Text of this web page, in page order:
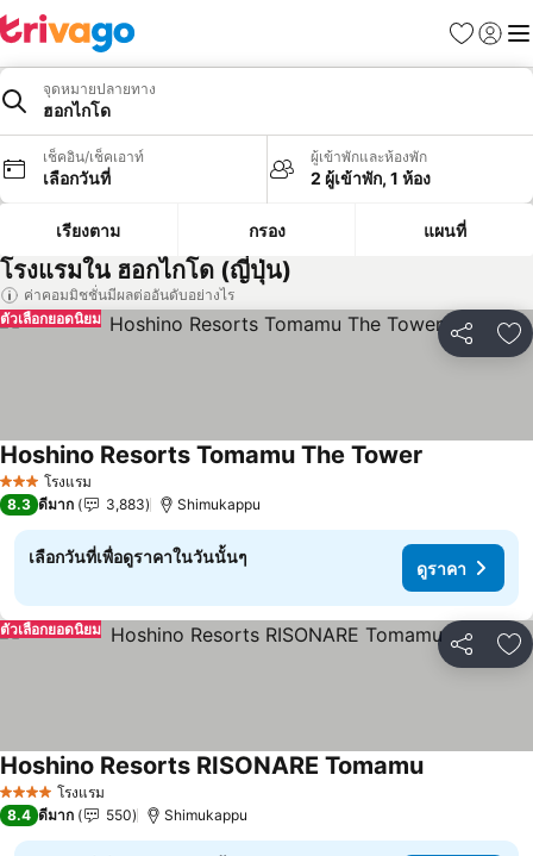
รายการโป
เข้าสู่ร
เมนู
จุดหมายปลายทาง
ฮอกไกโด
เช็คอิน/เช็คเอาท์
เลือกวันที่
ผู้เข้าพักและห้องพัก
2 ผู้เข้าพัก, 1 ห้อง
เรียงตาม กรอง แผนที่
โรงแรมใน ฮอกไกโด (ญี่ปุ่น)
ค่าคอมมิชชั่นมีผลต่ออันดับอย่างไร
แชร์ เ
ตัวเลือกยอดนิยม
3 ดาว โรงแรม
Hoshino Resorts Tomamu The Tower
8.3 ดีมาก 3,883 Shimukappu
เลือกวันที่เพื่อดูราคาในวันนั้นๆ
ดูราคา
แชร์ เ
ตัวเลือกยอดนิยม
4 ดาว โรงแรม
Hoshino Resorts RISONARE Tomamuดูราคา
8.4 ดีมาก 550 Shimukappu